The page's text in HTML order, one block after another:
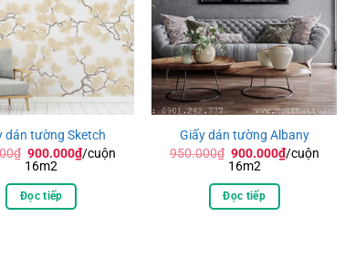
dán tường Sketch
₫ Giá
gốc
950.000₫.
900.000₫Giá
hiện
/cuộn
16m2
Đọc tiếp
Giấy dán tường Albany
950.000₫ Giá
gốc
950.000₫.
900.000₫Giá
hiện
/cuộn
16m2
Đọc tiếp